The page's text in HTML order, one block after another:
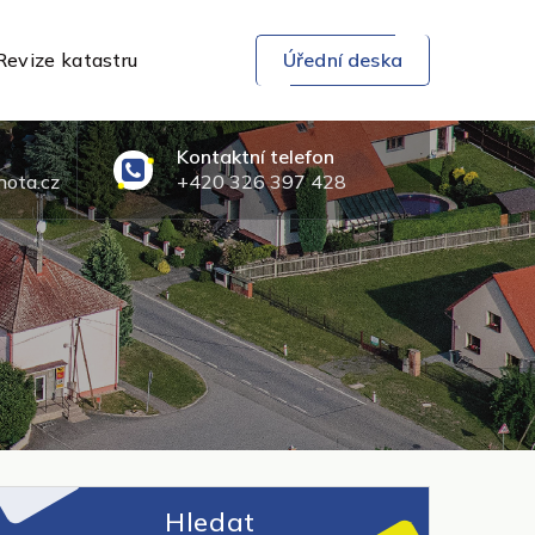
katastru Úřední deska
Kontaktní telefon
+420 326 397 428
Hledat